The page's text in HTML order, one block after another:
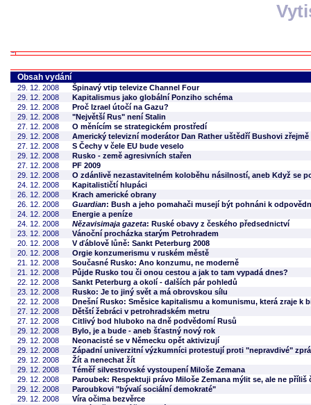
Obsah vydání
29. 12. 2008
Špinavý vtip televize Channel Four
29. 12. 2008
Kapitalismus jako globální Ponziho schéma
29. 12. 2008
Proč Izrael útočí na Gazu?
29. 12. 2008
"Největší Rus" není Stalin
27. 12. 2008
O měnícím se strategickém prostředí
29. 12. 2008
Americký televizní moderátor Dan Rather uštědří Bushovi zřejmě
27. 12. 2008
S Čechy v čele EU bude veselo
29. 12. 2008
Rusko - země agresivních stařen
27. 12. 2008
PF 2009
29. 12. 2008
O zdánlivě nezastavitelném koloběhu násilností, aneb Když se
24. 12. 2008
Kapitalističtí hlupáci
26. 12. 2008
Krach americké obrany
26. 12. 2008
Guardian: Bush a jeho pomahači musejí být pohnáni k
24. 12. 2008
Energie a peníze
24. 12. 2008
Nězavisimaja gazeta: Ruské obavy z českého předsednictví
23. 12. 2008
Vánoční procházka starým Petrohradem
20. 12. 2008
V ďáblově lůně: Sankt Peterburg 2008
20. 12. 2008
Orgie konzumerismu v ruském městě
21. 12. 2008
Současné Rusko: Ano konzumu, ne moderně
21. 12. 2008
Půjde Rusko tou či onou cestou a jak to tam vypadá dnes?
22. 12. 2008
Sankt Peterburg a okolí - dalších pár pohledů
23. 12. 2008
Rusko: Je to jiný svět a má obrovskou sílu
22. 12. 2008
Dnešní Rusko: Směsice kapitalismu a komunismu, která zraje k
27. 12. 2008
Dětští žebráci v petrohradském metru
27. 12. 2008
Citlivý bod hluboko na dně podvědomí Rusů
29. 12. 2008
Bylo, je a bude - aneb šťastný nový rok
29. 12. 2008
Neonacisté se v Německu opět aktivizují
29. 12. 2008
Západní univerzitní výzkumníci protestují proti "nepravdivé"
29. 12. 2008
Žít a nenechat žít
29. 12. 2008
Téměř silvestrovské vystoupení Miloše Zemana
29. 12. 2008
Paroubek: Respektuji právo Miloše Zemana mýlit se, ale ne příliš
29. 12. 2008
Paroubkovi "bývalí sociální demokraté"
29. 12. 2008
Víra očima bezvěrce